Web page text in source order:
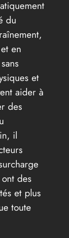
du
en
et
aider à
des
il
des
et plus
toute